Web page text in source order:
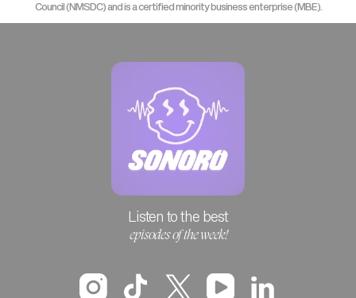
Council (NMSDC) and is a certified minority business enterprise (MBE).
Listen to the best
episodes of the week!